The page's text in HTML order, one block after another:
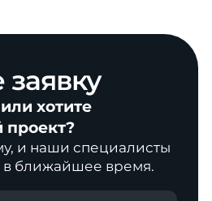
заявку
хотите
проект?
и наши специалисты
в ближайшее время.